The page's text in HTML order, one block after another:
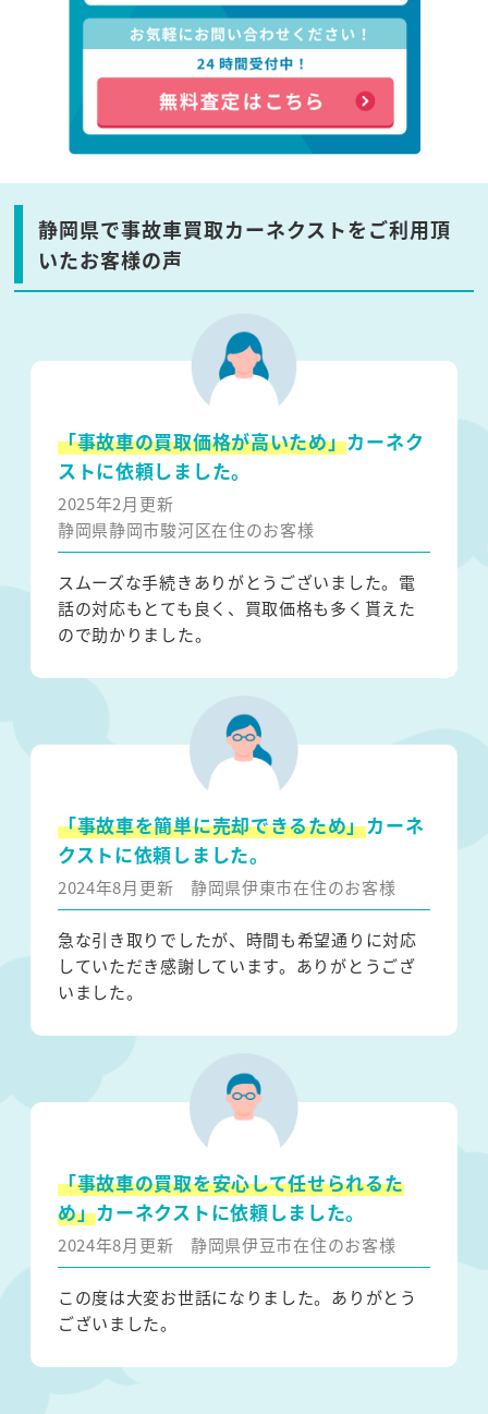
静岡県で事故車買取カーネクストをご利用頂
いたお客様の声
「事故車の買取価格が高いため」カーネク
ストに依頼しました。
2025年2月更新
静岡県静岡市駿河区在住のお客様
スムーズな手続きありがとうございました。電
話の対応もとても良く、買取価格も多く貰えた
ので助かりました。
「事故車を簡単に売却できるため」カーネ
クストに依頼しました。
2024年8月更新 静岡県伊東市在住のお客様
急な引き取りでしたが、時間も希望通りに対応
していただき感謝しています。ありがとうござ
いました。
「事故車の買取を安心して任せられるた
め」カーネクストに依頼しました。
2024年8月更新 静岡県伊豆市在住のお客様
この度は大変お世話になりました。ありがとう
ございました。